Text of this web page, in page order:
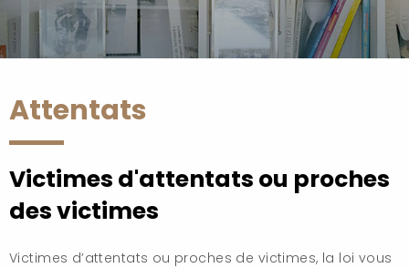
Attentats
Victimes d'attentats ou proches
des victimes
Victimes d’attentats ou proches de victimes, la loi vous